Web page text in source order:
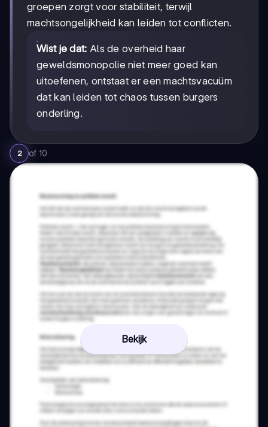
groepen zorgt voor stabiliteit, terwijl
machtsongelijkheid kan leiden tot conflicten.
Wist je dat: Als de overheid haar
geweldsmonopolie niet meer goed kan
uitoefenen, ontstaat er een machtsvacuüm
dat kan leiden tot chaos tussen burgers
onderling.
2 of 10
Bekijk